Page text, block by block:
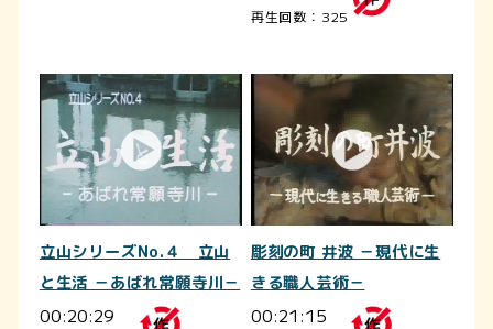
再生回数：325
立山シリーズNo.４ 立山
と生活 －あばれ常願寺川－
00:20:29
彫刻の町 井波 －現代に生
きる職人芸術－
00:21:15